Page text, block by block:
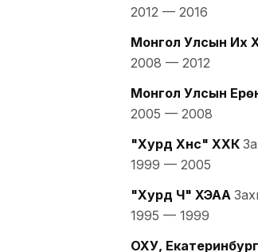
2012 — 2016
Монгол Улсын Их
2008 — 2012
Монгол Улсын
2005 — 2008
"Хурд Хүнс" ХХК
1999 — 2005
"Хурд Ч" ХЭАА
1995 — 1999
ОХУ,